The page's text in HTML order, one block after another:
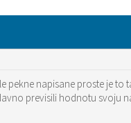
napisane proste je to
previsili hodnotu svoju